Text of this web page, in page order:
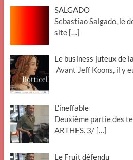
SALGADO
Sebastiao Salgado, le
site […]
Le business juteux de
Avant Jeff Koons, il y
L’ineffable
Deuxième partie des
ARTHES. 3/ […]
Le Fruit défendu